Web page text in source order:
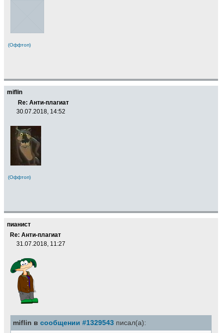
(Оффтоп)
miflin
Re: Анти-плагиат
30.07.2018, 14:52
(Оффтоп)
пианист
Re: Анти-плагиат
31.07.2018, 11:27
miflin в сообщении #1329543 писал(а):